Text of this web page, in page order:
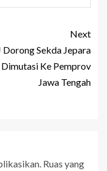
Next
Dorong Sekda Jepara
Ke Pemprov
Jawa Tengah
Ruas yang